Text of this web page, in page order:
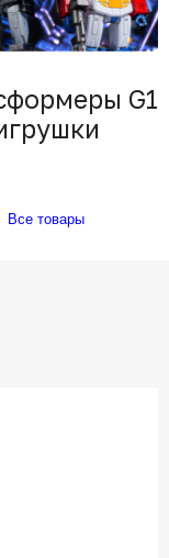
G1
Все товары